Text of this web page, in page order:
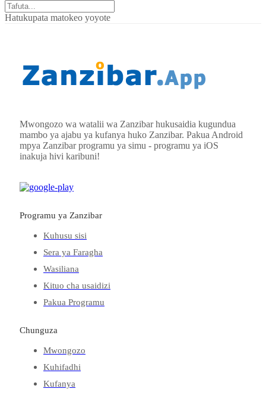
Hatukupata matokeo yoyote
Mwongozo wa watalii wa Zanzibar hukusaidia kugundua
mambo ya ajabu ya kufanya huko Zanzibar. Pakua Android
mpya Zanzibarprogramu ya simu - programu ya iOS
inakuja hivi karibuni!
Programu ya Zanzibar
Kuhusu sisi
Sera ya Faragha
Wasiliana
Kituo cha usaidizi
Pakua Programu
Chunguza
Mwongozo
Kuhifadhi
Kufanya